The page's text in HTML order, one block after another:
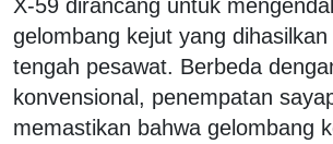
X-59 dirancang untuk
gelombang kejut yang
tengah pesawat. Berbeda
konvensional, penempatan
memastikan bahwa gelombang